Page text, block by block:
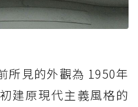
所見的外觀為 1950年
建原現代主義風格的